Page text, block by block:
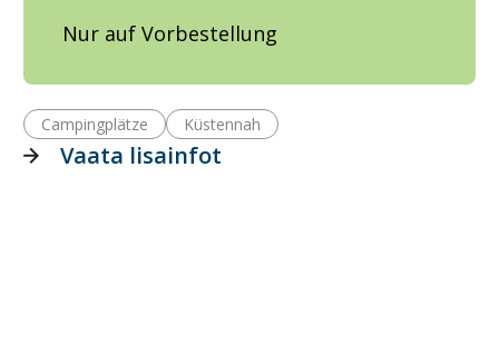
Nur auf Vorbestellung
Campingplätze Küstennah
Vaata lisainfot